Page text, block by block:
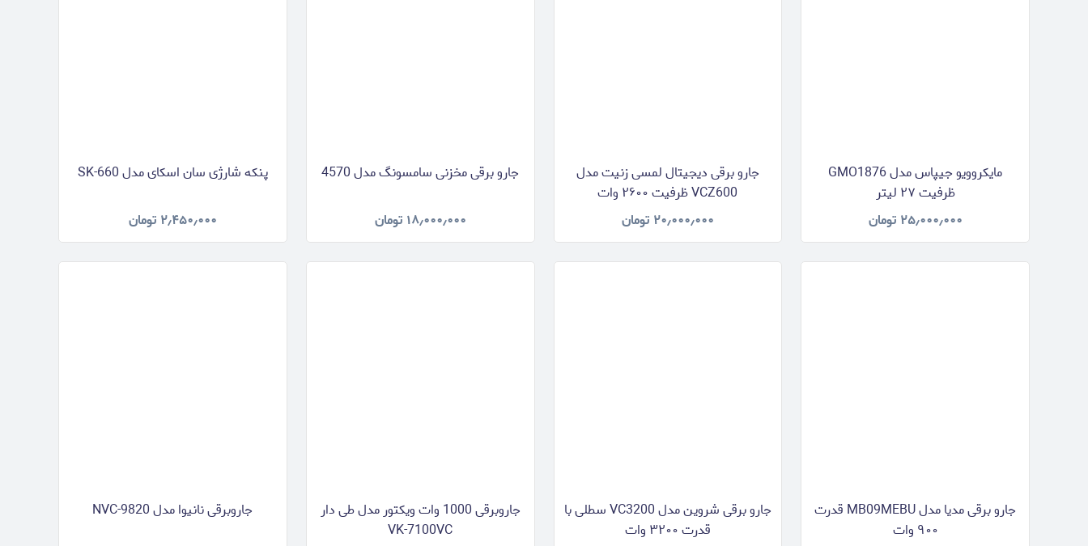
مایکروویو جیپاس مدل GMO1876
ظرفیت ۲۷ لیتر
۲۵٫۰۰۰٫۰۰۰ تومان
جارو برقی دیجیتال لمسی زنیت مدل
VCZ600 ظرفیت ۲۶۰۰ وات
۲۰٫۰۰۰٫۰۰۰ تومان
جارو برقی مخزنی سامسونگ مدل 4570
۱۸٫۰۰۰٫۰۰۰ تومان
پنکه شارژی سان اسکای مدل SK-660
۲٫۴۵۰٫۰۰۰ تومان
جارو برقی مدیا مدل MB09MEBU قدرت
۹۰۰ وات
جارو برقی شروین مدل VC3200 سطلی با
قدرت ۳۲۰۰ وات
جاروبرقی 1000 وات ویکتور مدل طی دار
VK-7100VC
جاروبرقی نانیوا مدل NVC-9820